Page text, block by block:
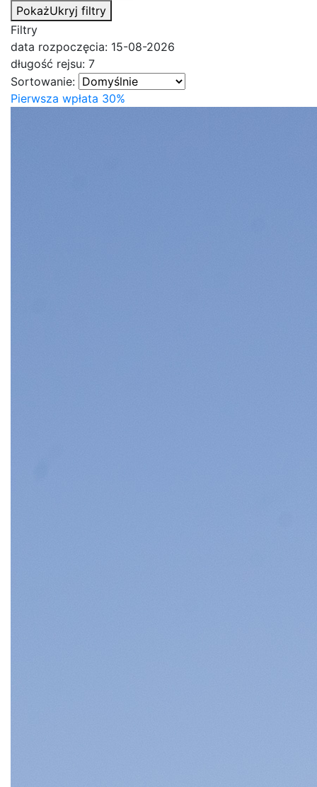
PokażUkryj filtry
Filtry
data rozpoczęcia: 15-08-2026
długość rejsu: 7
Sortowanie:
Pierwsza wpłata 30%